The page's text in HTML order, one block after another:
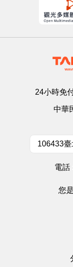
24小時免
中華
106433
電話
您